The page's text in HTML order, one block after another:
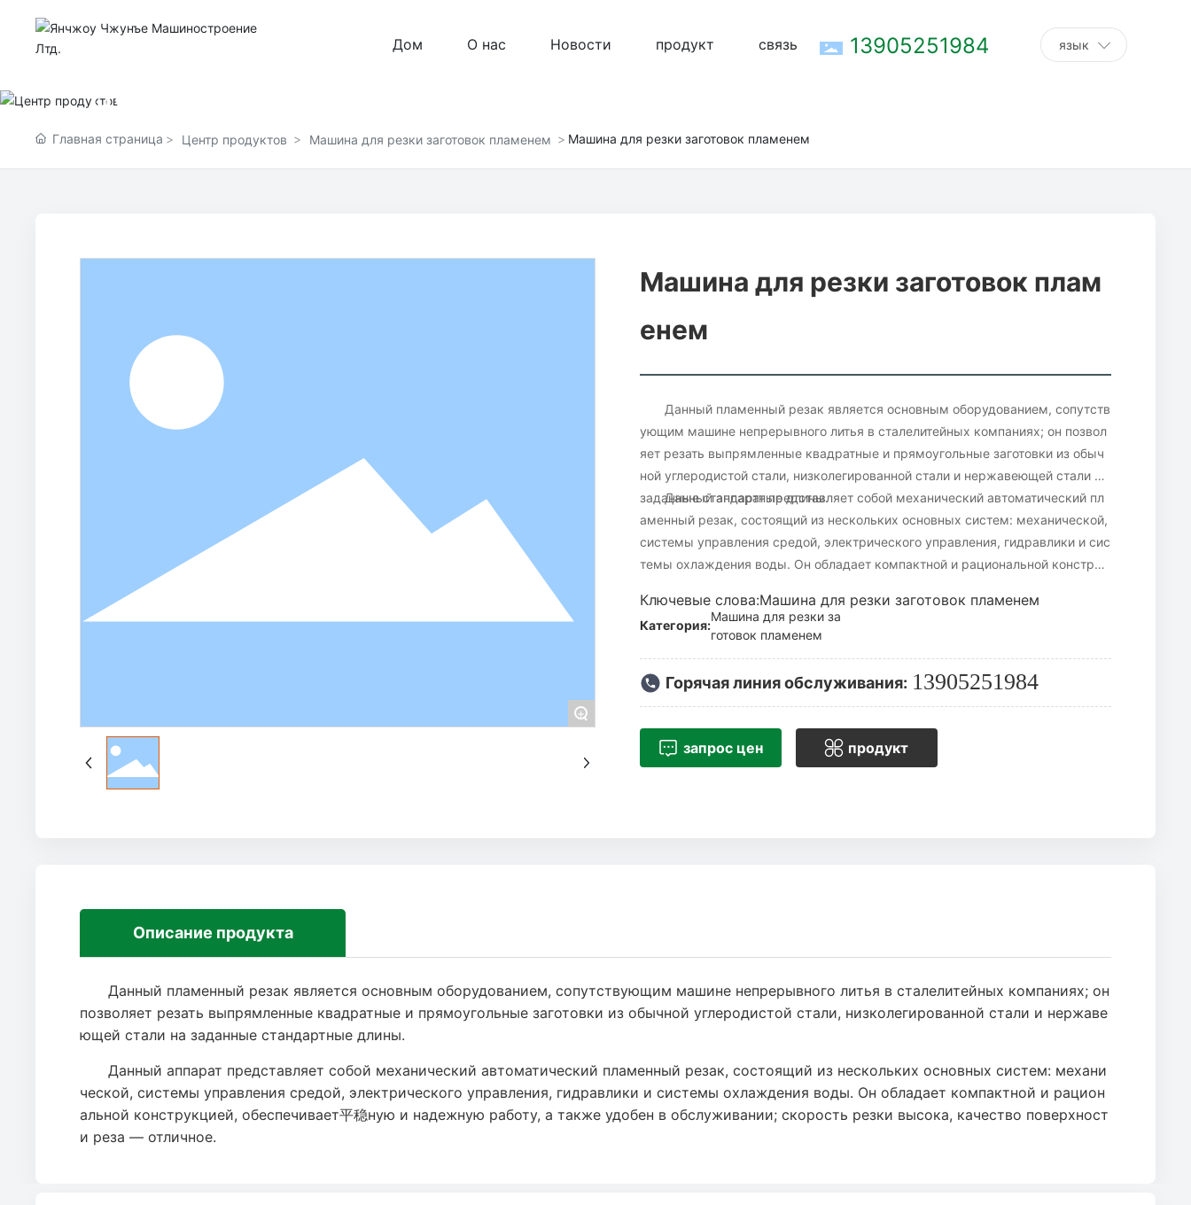
Дом О нас Новости продукт связь 13905251984 язык
Центр продуктов
Предприятие, осуществляющее научно-исследовательские разработки, модернизацию отечественного производства, произво
Главная страница Центр продуктов Машина для резки заготовок пламенем Машина для резки заготовок пламенем
+
Машина для резки заготовок плам
енем
Данный пламенный резак является основным оборудованием, сопутств
ующим машине непрерывного литья в сталелитейных компаниях; он позвол
яет резать выпрямленные квадратные и прямоугольные заготовки из обыч
ной углеродистой стали, низколегированной стали и нержавеющей стали на
заданные стандартные длины.
Данный аппарат представляет собой механический автоматический пл
аменный резак, состоящий из нескольких основных систем: механической,
системы управления средой, электрического управления, гидравлики и сис
темы охлаждения воды. Он обладает компактной и рациональной конструк
ании; скорость резки высока, качество поверхности реза — отличное.
Ключевые слова:Машина для резки заготовок пламенем
Категория:
Машина для резки за
готовок пламенем
Горячая линия обслуживания: 13905251984
запрос цен продукт
Описание продукта
Данный пламенный резак является основным оборудованием, сопутствующим машине непрерывного литья в сталелитейных компаниях; он
позволяет резать выпрямленные квадратные и прямоугольные заготовки из обычной углеродистой стали, низколегированной стали и нержаве
ющей стали на заданные стандартные длины.
Данный аппарат представляет собой механический автоматический пламенный резак, состоящий из нескольких основных систем: механи
ческой, системы управления средой, электрического управления, гидравлики и системы охлаждения воды. Он обладает компактной и рацион
альной конструкцией, обеспечивает平稳ную и надежную работу, а также удобен в обслуживании; скорость резки высока, качество поверхност
и реза — отличное.